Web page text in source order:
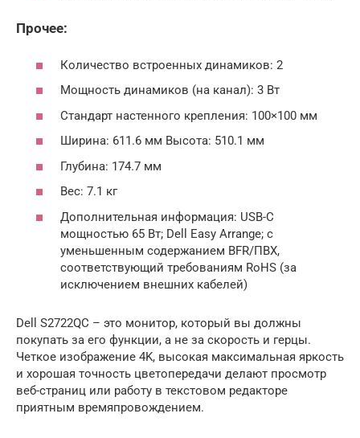
Прочее:
Количество встроенных динамиков: 2
Мощность динамиков (на канал): 3 Вт
Стандарт настенного крепления: 100×100 мм
Ширина: 611.6 мм Высота: 510.1 мм
Глубина: 174.7 мм
Вес: 7.1 кг
Дополнительная информация: USB-C
мощностью 65 Вт; Dell Easy Arrange; с
уменьшенным содержанием BFR/ПВХ,
соответствующий требованиям RoHS (за
исключением внешних кабелей)
Dell S2722QC – это монитор, который вы должны
покупать за его функции, а не за скорость и герцы.
Четкое изображение 4K, высокая максимальная яркость
и хорошая точность цветопередачи делают просмотр
веб-страниц или работу в текстовом редакторе
приятным времяпровождением.